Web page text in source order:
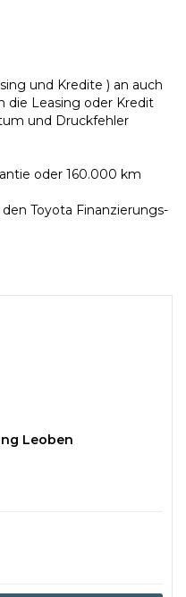
und Kredite ) an auch
die Leasing oder Kredit
und Druckfehler
oder 160.000 km
Toyota Finanzierungs-
Leoben